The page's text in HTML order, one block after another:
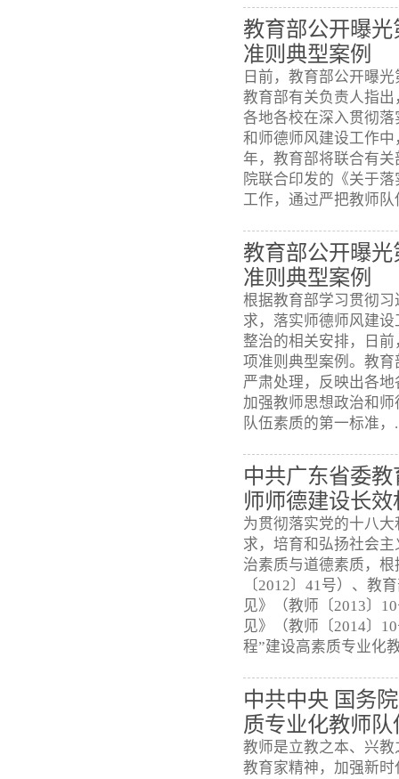
教育部公开曝
准则典型案例
日前，教育部公开曝
教育部有关负责人指
各地各校在深入贯彻
和师德师风建设工作
年，教育部将联合有
院联合印发的《关于
工作，通过严把教师队
教育部公开曝
准则典型案例
根据教育部学习贯彻
求，落实师德师风建
整治的相关安排，日
项准则典型案例。教
严肃处理，反映出各
加强教师思想政治和
队伍素质的第一标准，
中共广东省委
师师德建设长
为贯彻落实党的十八
求，培育和弘扬社会
治素质与道德素质，
〔2012〕41号）、教
见》（教师〔2013〕
见》（教师〔2014〕
程”建设高素质专业化
中共中央 国务
质专业化教师
教师是立教之本、兴
教育家精神，加强新